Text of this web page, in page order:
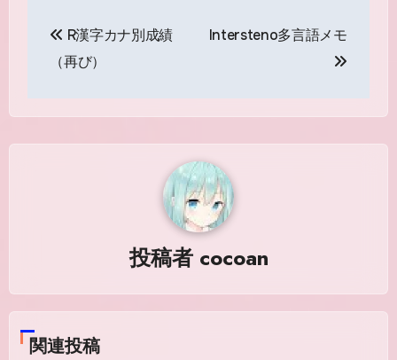
稿
ビ
ン
R漢字カナ別成績
（再び）
Intersteno多言語メモ
投稿者 cocoan
関連投稿